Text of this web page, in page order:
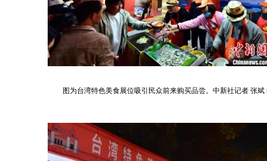
图为台湾特色美食展位吸引民众前来购买品尝。中新社记者 张斌